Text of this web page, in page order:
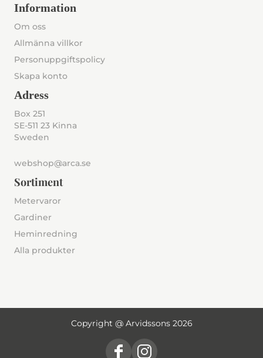
Information
Om oss
Allmänna villkor
Personuppgiftspolicy
Skapa konto
Adress
Box 251
SE-511 23 Kinna
Sweden
webshop@arca.se
Sortiment
Metervaror
Gardiner
Heminredning
Alla produkter
Copyright @ Arvidssons 2026